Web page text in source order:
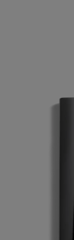
-
- Alternative
- Ansicht